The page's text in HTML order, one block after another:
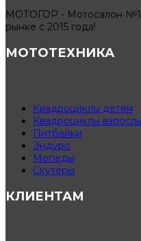
МОТОГОР - Мотосалон
рынке с 2015 года!
МОТОТЕХНИКА
Квадроциклы детям
Квадроциклы
Питбайки
Эндуро
Мопеды
Скутеры
КЛИЕНТАМ